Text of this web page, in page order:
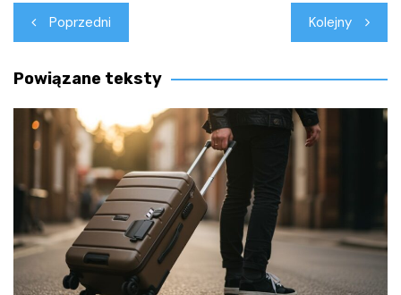
Nawigacja
wpisu
Poprzedni Kolejny
Powiązane teksty